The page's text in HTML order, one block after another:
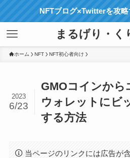
NFTブログ×Twitterを攻略
まるげり・く
ホーム NFT NFT初心者向け
GMOコインから
ウォレットにビ
する方法
2023
6/23
当ページのリンクには広告が